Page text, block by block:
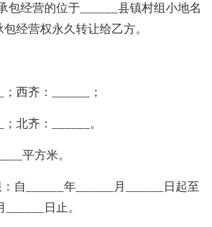
包经营的位于______县镇村组小地名
经营权永久转让给乙方。
西齐：______；
北齐：______。
平方米。
自______年______月______日起至
______日止。